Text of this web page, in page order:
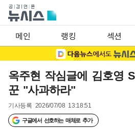
메인 랭킹 섹션
옥주현 작심글에 김호영
꾼 "사과하라"
기사등록 2026/07/08 13:18:51
구글에서 선호하는 매체로 추가